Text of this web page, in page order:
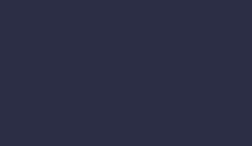
soigneusement
Le wifi et
sont inclus pour